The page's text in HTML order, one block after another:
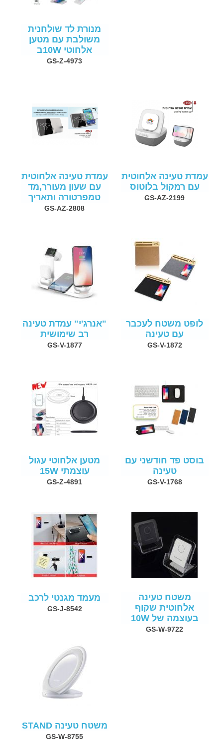
מנורת לד שולחנית
משולבת עם מטען
אלחוטי 10Wב
GS-Z-4973
עמדת טעינה אלחוטית
עם רמקול בלוטוס
GS-AZ-2199
עמדת טעינה אלחוטית
עם שעון מעורר,מד
טמפרטורה ותאריך
GS-AZ-2808
לופט משטח לעכבר
עם טעינה
GS-V-1872
"אנרג'י" עמדת טעינה
רב שימושית
GS-V-1877
בוסט פד חודשני עם
טעינה
GS-V-1768
מטען אלחוטי עגול
עוצמתי 15W
GS-Z-4891
משטח טעינה
אלחוטית שקוף
בעוצמה של 10W
GS-W-9722
מעמד מגנטי לרכב
GS-J-8542
משטח טעינה STAND
GS-W-8755